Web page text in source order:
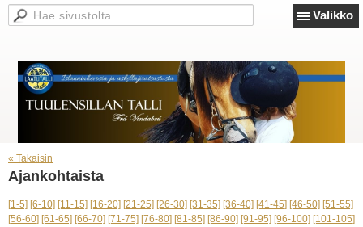
Valikko
« Takaisin
Ajankohtaista
[1-5] [6-10] [11-15] [16-20] [21-25] [26-30] [31-35] [36-40] [41-45] [46-50] [51-55]
[56-60] [61-65] [66-70] [71-75] [76-80] [81-85] [86-90] [91-95] [96-100] [101-105]